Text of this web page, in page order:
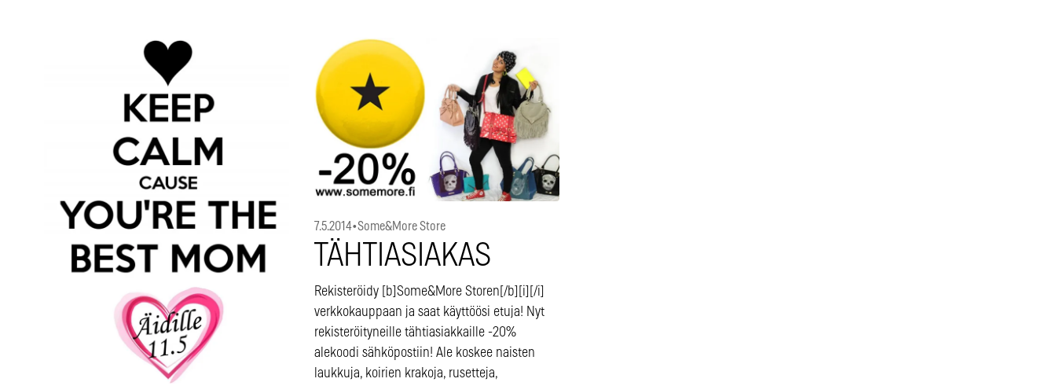
7.5.2014•Some&More Store
TÄHTIASIAKAS
Rekisteröidy [b]Some&More Storen[/b][i][/i]
verkkokauppaan ja saat käyttöösi etuja! Nyt
rekisteröityneille tähtiasiakkaille -20%
alekoodi sähköpostiin! Ale koskee naisten
laukkuja, koirien krakoja, rusetteja,